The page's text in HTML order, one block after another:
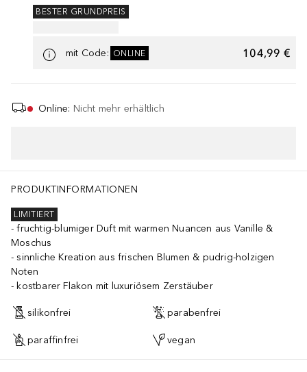
BESTER GRUNDPREIS
mit Code: ONLINE 104,99 €
Online: Nicht mehr erhältlich
PRODUKTINFORMATIONEN
LIMITIERT
fruchtig-blumiger Duft mit warmen Nuancen aus Vanille &
Moschus
sinnliche Kreation aus frischen Blumen & pudrig-holzigen
Noten
kostbarer Flakon mit luxuriösem Zerstäuber
silikonfrei parabenfrei
paraffinfrei vegan